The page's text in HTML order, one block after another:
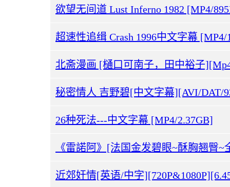
欲望无间道 Lust Inferno 1982 [MP4/
超速性追缉 Crash 1996中文字幕 [MP4/
北斋漫画 [樋口可南子，田中裕子
秘密情人 吉野碧[中文字幕][AVI/DAT/
26种死法---中文字幕 [MP4/2.37GB]
近郊奸情[英语/中字